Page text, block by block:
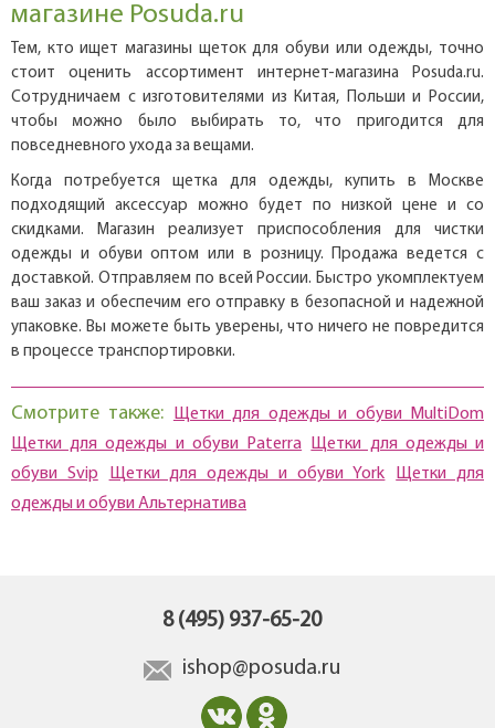
магазине Posuda.ru
Тем, кто ищет магазины щеток для обуви или одежды, точно
стоит оценить ассортимент интернет-магазина Posuda.ru.
Сотрудничаем с изготовителями из Китая, Польши и России,
чтобы можно было выбирать то, что пригодится для
повседневного ухода за вещами.
Когда потребуется щетка для одежды, купить в Москве
подходящий аксессуар можно будет по низкой цене и со
скидками. Магазин реализует приспособления для чистки
одежды и обуви оптом или в розницу. Продажа ведется с
доставкой. Отправляем по всей России. Быстро укомплектуем
ваш заказ и обеспечим его отправку в безопасной и надежной
упаковке. Вы можете быть уверены, что ничего не повредится
в процессе транспортировки.
Смотрите также:
Щетки для одежды и обуви MultiDom
Щетки для одежды и обуви Paterra Щетки для одежды и
обуви Svip
Щетки для одежды и обуви York
Щетки для
одежды и обуви Альтернатива
8 (495) 937-65-20
ishop@posuda.ru